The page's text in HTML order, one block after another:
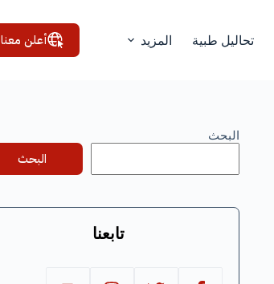
تحاليل طبية المزيد أعلن معنا
البحث
البحث
تابعنا